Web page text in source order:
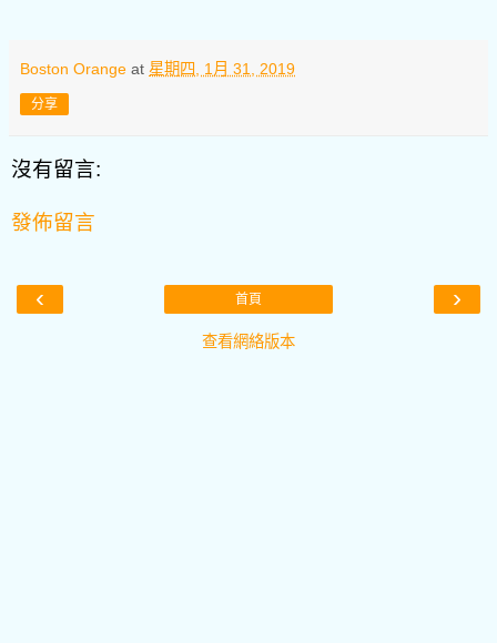
Boston Orange at 星期四, 1月 31, 2019
分享
沒有留言:
發佈留言
‹ ›
首頁
查看網絡版本